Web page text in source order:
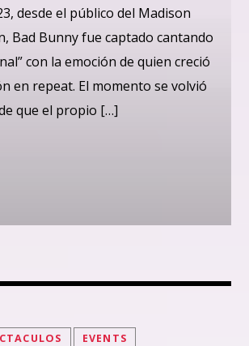
desde el público del Madison
Bad Bunny fue captado cantando
con la emoción de quien creció
en repeat. El momento se volvió
que el propio […]
EVENTS